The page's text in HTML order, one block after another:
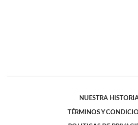
NUESTRA
TÉRMINOS Y